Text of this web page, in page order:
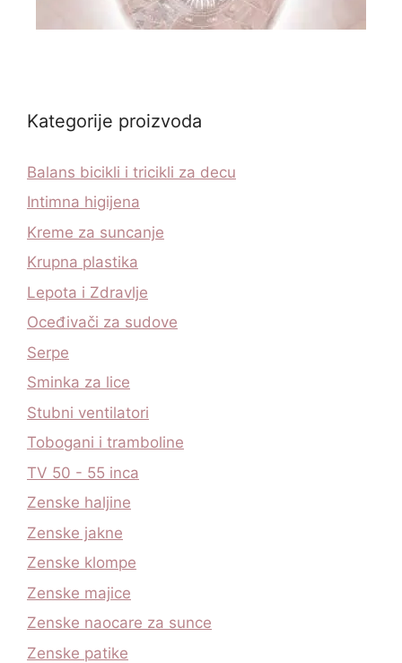
Kategorije proizvoda
Balans bicikli i tricikli za decu
Intimna higijena
Kreme za suncanje
Krupna plastika
Lepota i Zdravlje
Oceđivači za sudove
Serpe
Sminka za lice
Stubni ventilatori
Tobogani i tramboline
TV 50 - 55 inca
Zenske haljine
Zenske jakne
Zenske klompe
Zenske majice
Zenske naocare za sunce
Zenske patike